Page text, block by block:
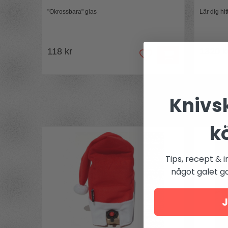
Mönster:
Pernilla Eriksson
"Okrossbara" glas
118 kr
Lär dig
Tips, recept &
något galet